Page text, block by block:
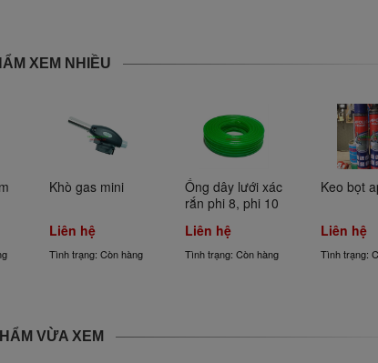
XEM NHIỀU
Khò gas mini
Liên hệ
Tình trạng: Còn hàng
Ống dây lưới xác
rắn phi 8, phi 10
Liên hệ
Tình trạng: Còn hàng
Keo bọt
Liên hệ
Tình trạng:
VỪA XEM